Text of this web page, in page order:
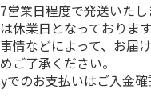
業日程度で発送いたし
業日となっております
情などによって、お届
ご了承ください。
でのお支払いはご入金